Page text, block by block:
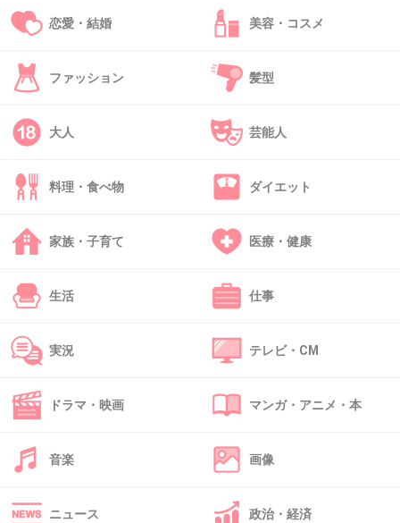
￣￣￣￣Ｖ￣￣￣￣￣￣￣￣￣￣￣￣￣￣￣￣￣￣￣￣￣￣￣￣￣￣
∧＿∧
（ ´Ａ｀）
..｜ ｜ |
（_＿）＿）
34. 匿名 2019/05/01(水) 14:16:36
年収の平均はあてにならないよ
+7
いろいろあったから一言だけいうね？
不幸になれ
恋愛・結婚 美容・コスメ
ファッション 髪型
大人 芸能人
料理・食べ物 ダイエット
家族・子育て 医療・健康
生活 仕事
実況 テレビ・CM
ドラマ・映画 マンガ・アニメ・本
音楽 画像
ニュース 政治・経済